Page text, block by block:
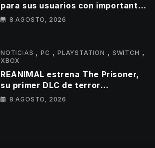
para sus usuarios con importantes
cambios en capturas y logros
8 AGOSTO, 2026
NOTICIAS ,PC ,PLAYSTATION , SWITCH ,
XBOX
REANIMAL estrena The Prisoner,
su primer DLC de terror
cooperativo
8 AGOSTO, 2026